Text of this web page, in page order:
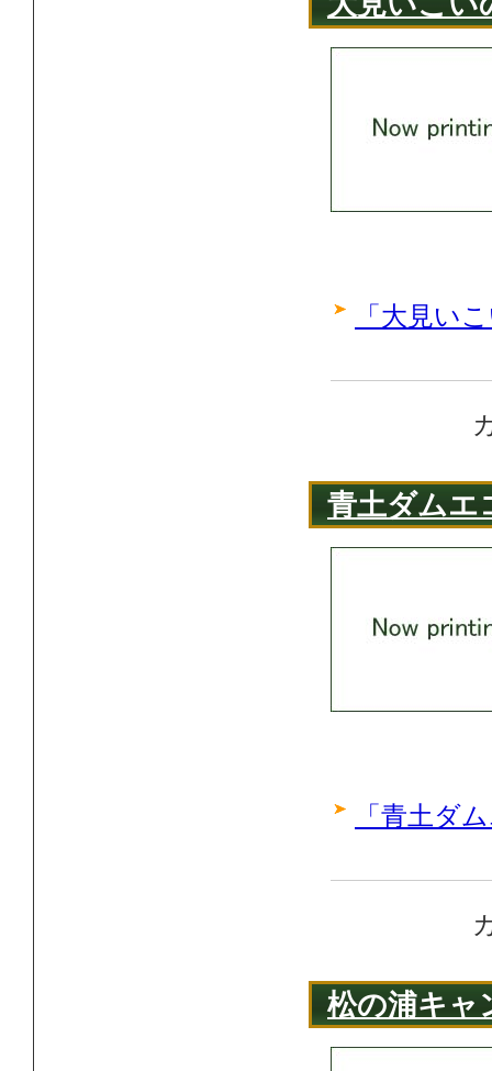
「大見い
青土ダムエ
「青土ダ
松の浦キャ